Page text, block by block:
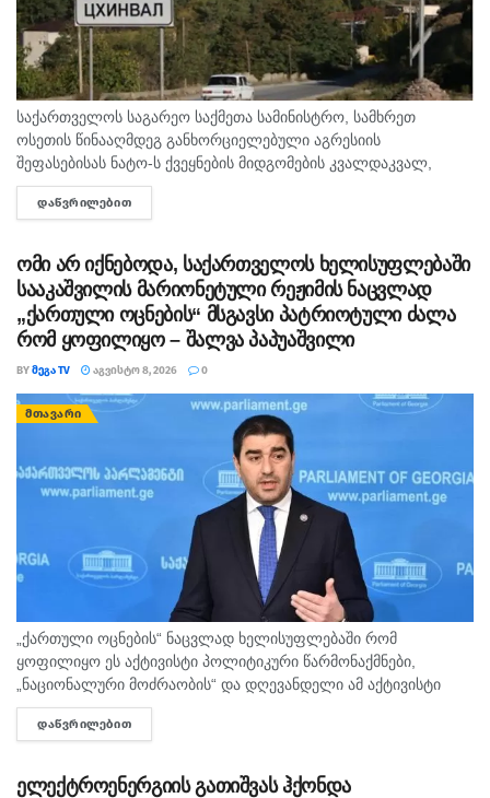
საქართველოს საგარეო საქმეთა სამინისტრო, სამხრეთ
ოსეთის წინააღმდეგ განხორციელებული აგრესიის
შეფასებისას ნატო-ს ქვეყნების მიდგომების კვალდაკვალ,
საკუთარი ხალხის და საერთაშორისო საზოგადოების
შეცდომაში შეყვანას აგრძელებს, - ამის შესახებ აღნიშნულია
ᲓᲐᲬᲕᲠᲘᲚᲔᲑᲘᲗ
ომი არ იქნებოდა, საქართველოს ხელისუფლებაში
სააკაშვილის მარიონეტული რეჟიმის ნაცვლად
„ქართული ოცნების“ მსგავსი პატრიოტული ძალა
რომ ყოფილიყო – შალვა პაპუაშვილი
BYᲛᲔᲒᲐ TV ᲐᲒᲕᲘᲡᲢᲝ 8, 2026 0
ᲛᲗᲐᲕᲐᲠᲘ
„ქართული ოცნების“ ნაცვლად ხელისუფლებაში რომ
ყოფილიყო ეს აქტივისტი პოლიტიკური წარმონაქმნები,
„ნაციონალური მოძრაობის“ და დღევანდელი ამ აქტივისტი
ჯგუფების სახით, აუცილებლად იქნებოდა ომი და დღეს ჩვენ
ვიქნებოდით უკვე ნაომარი, დანგრეული ქვეყანა,- ამის
ᲓᲐᲬᲕᲠᲘᲚᲔᲑᲘᲗ
ელექტროენერგიის გათიშვას ჰქონდა